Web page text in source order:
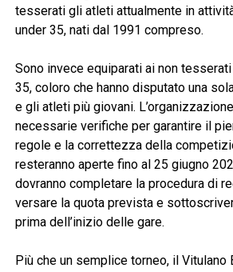
tesserati gli atleti attualmente in
under 35, nati dal 1991 compreso.
Sono invece equiparati ai non
35, coloro che hanno disputato una
e gli atleti più giovani.
necessarie verifiche per garantire il
regole e la correttezza della
resteranno aperte fino al 25 giugno
dovranno completare la procedura di
versare la quota prevista e
prima dell’inizio delle gare.
Più che un semplice torneo, il Vitulano